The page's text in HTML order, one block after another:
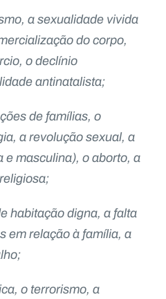
a sexualidade vivida
do corpo,
o declínio
antinatalista;
de famílias, o
a revolução sexual, a
masculina), o aborto, a
habitação digna, a falta
em relação à família, a
o terrorismo, a